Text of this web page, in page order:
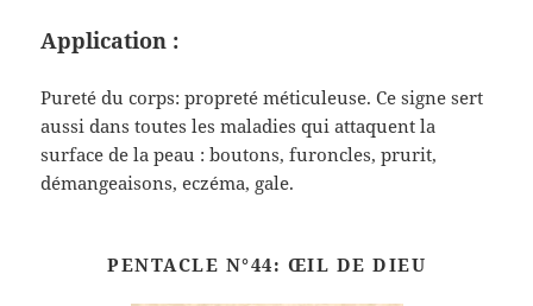
Application :
Pureté du corps: propreté méticuleuse. Ce signe sert
aussi dans toutes les maladies qui attaquent la
surface de la peau : boutons, furoncles, prurit,
démangeaisons, eczéma, gale.
PENTACLE N°44: ŒIL DE DIEU